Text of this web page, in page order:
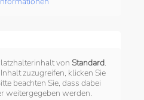
vonStandard.
zuzugreifen, klicken Sie
beachten Sie, dass dabei
weitergegeben werden.